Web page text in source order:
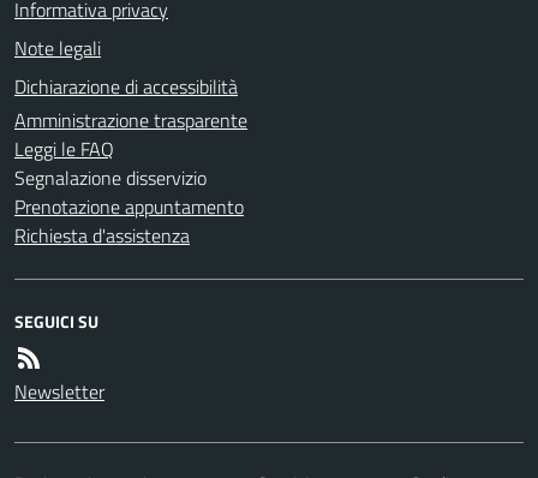
Informativa privacy
Note legali
Dichiarazione di accessibilità
Amministrazione trasparente
Leggi le FAQ
Segnalazione disservizio
Prenotazione appuntamento
Richiesta d'assistenza
SEGUICI SU
Newsletter